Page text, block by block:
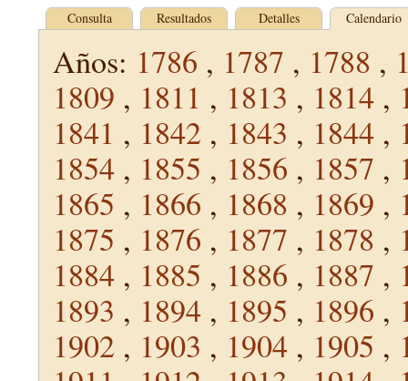
Consulta Resultados Detalles Calendario
Años: 1786 , 1787 , 1788 ,
1809 , 1811 , 1813 , 1814 ,
1841 , 1842 , 1843 , 1844 ,
1854 , 1855 , 1856 , 1857 ,
1865 , 1866 , 1868 , 1869 ,
1875 , 1876 , 1877 , 1878 ,
1884 , 1885 , 1886 , 1887 ,
1893 , 1894 , 1895 , 1896 ,
1902 , 1903 , 1904 , 1905 ,